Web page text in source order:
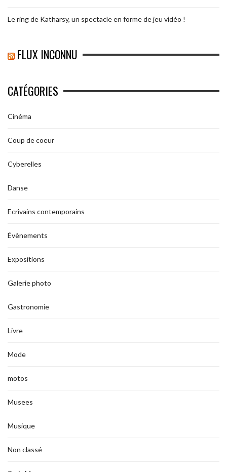
Le ring de Katharsy, un spectacle en forme de jeu vidéo !
FLUX INCONNU
CATÉGORIES
Cinéma
Coup de coeur
Cyberelles
Danse
Ecrivains contemporains
Évènements
Expositions
Galerie photo
Gastronomie
Livre
Mode
motos
Musees
Musique
Non classé